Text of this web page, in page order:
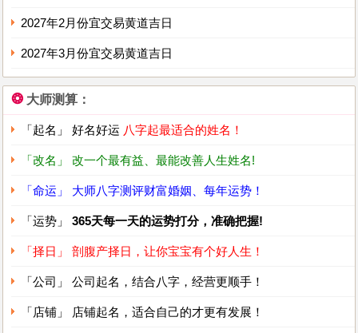
2027年2月份宜交易黄道吉日
2027年3月份宜交易黄道吉日
❂ 大师测算：
「起名」 好名好运 八字起最适合的姓名！
「改名」 改一个最有益、最能改善人生姓名!
「命运」 大师八字测评财富婚姻、每年运势！
「运势」 365天每一天的运势打分，准确把握!
「择日」 剖腹产择日，让你宝宝有个好人生！
「公司」 公司起名，结合八字，经营更顺手！
「店铺」 店铺起名，适合自己的才更有发展！